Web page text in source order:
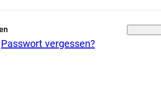
Passwort vergessen?